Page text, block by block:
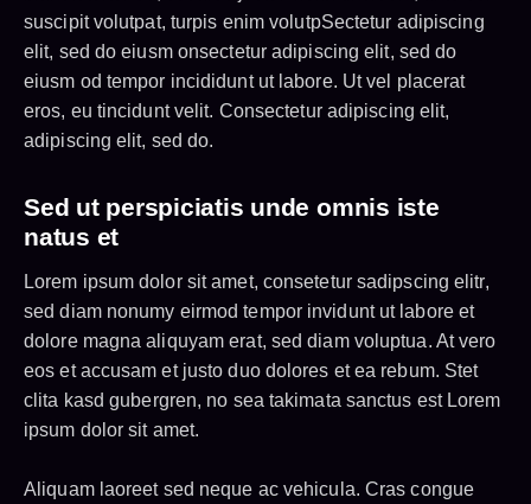
suscipit volutpat, turpis enim volutpSectetur adipiscing
elit, sed do eiusm onsectetur adipiscing elit, sed do
eiusm od tempor incididunt ut labore. Ut vel placerat
eros, eu tincidunt velit. Consectetur adipiscing elit,
adipiscing elit, sed do.
Sed ut perspiciatis unde omnis iste
natus et
Lorem ipsum dolor sit amet, consetetur sadipscing elitr,
sed diam nonumy eirmod tempor invidunt ut labore et
dolore magna aliquyam erat, sed diam voluptua. At vero
eos et accusam et justo duo dolores et ea rebum. Stet
clita kasd gubergren, no sea takimata sanctus est Lorem
ipsum dolor sit amet.
Aliquam laoreet sed neque ac vehicula. Cras congue